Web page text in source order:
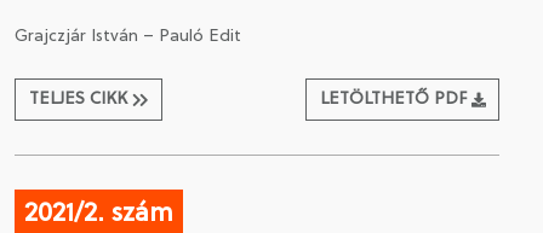
Grajczjár István – Pauló Edit
TELJES CIKK LETÖLTHETŐ PDF
2021/2. szám